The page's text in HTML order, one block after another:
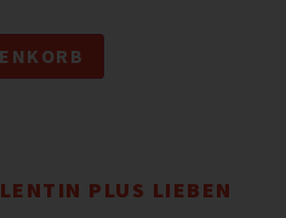
PLUS LIEBEN